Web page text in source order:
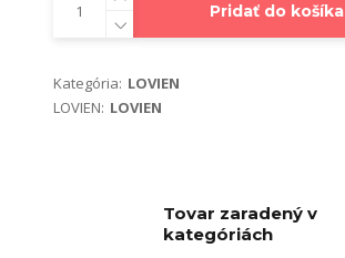
Pridať do košíka
Kategória: LOVIEN
LOVIEN: LOVIEN
Tovar zaradený v
kategóriách